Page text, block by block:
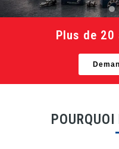
Plus de 20